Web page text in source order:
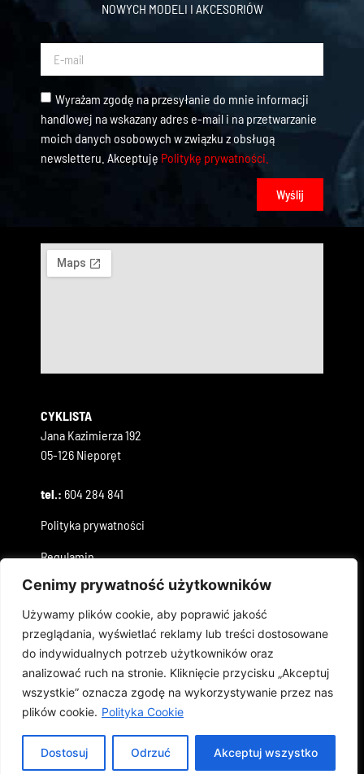
Cenimy prywatność użytkowników
Używamy plików cookie, aby poprawić jakość
przeglądania, wyświetlać reklamy lub treści dostosowane
do indywidualnych potrzeb użytkowników oraz
analizować ruch na stronie. Kliknięcie przycisku „Akceptuj
wszystkie” oznacza zgodę na wykorzystywanie przez nas
plików cookie. Polityka Cookie
Dostosuj Odrzuć Akceptuj wszystko
NOWYCH MODELI I AKCESORIÓW
Wyrażam zgodę na przesyłanie do mnie informacji
handlowej na wskazany adres e-mail i na przetwarzanie
moich danych osobowych w związku z obsługą
newsletteru. Akceptuję Politykę prywatności.
Wyślij
CYKLISTA
Jana Kazimierza 192
05-126 Nieporęt
tel.: 604 284 841
Polityka prywatności
Regulamin
pon.-pt.: 10:00 – 18:00
sob.: 10:00 – 14:00
niedz.: ZAMKNIĘTE
Copyright 2019 © All rights Reserved. Design bySkydoo